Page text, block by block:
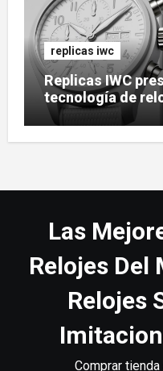
replicas iwc
Replicas IWC
tecnología de
Ceralume
Las
Relojes Del
Relojes
Comprar